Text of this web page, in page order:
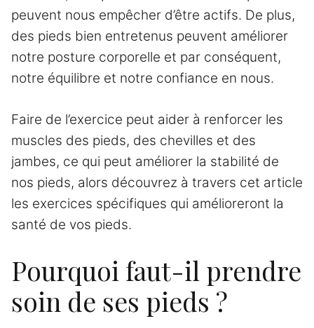
peuvent nous empêcher d’être actifs. De plus,
des pieds bien entretenus peuvent améliorer
notre posture corporelle et par conséquent,
notre équilibre et notre confiance en nous.
Faire de l’exercice peut aider à renforcer les
muscles des pieds, des chevilles et des
jambes, ce qui peut améliorer la stabilité de
nos pieds, alors découvrez à travers cet article
les exercices spécifiques qui amélioreront la
santé de vos pieds.
Pourquoi faut-il prendre
soin de ses pieds ?